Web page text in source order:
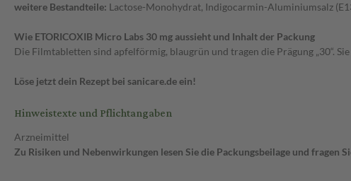
weitere Bestandteile: Lactose-Monohydrat, Indigocarmin-Aluminiumsalz
Wie ETORICOXIB Micro Labs 30 mg aussieht und Inhalt der Packung
Die Filmtabletten sind apfelförmig, blaugrün und tragen die Prägung „30“.
Löse jetzt dein Rezept bei sanicare.de ein!
Hinweistexte und Pflichtangaben
Arzneimittel
Zu Risiken und Nebenwirkungen lesen Sie die Packungsbeilage und fragen